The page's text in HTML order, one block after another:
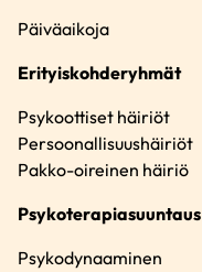
Päiväaikoja
Erityiskohderyhmät
Psykoottiset häiriöt
Persoonallisuushäiriöt
Pakko-oireinen häiriö
Psykoterapiasuuntaus
Psykodynaaminen